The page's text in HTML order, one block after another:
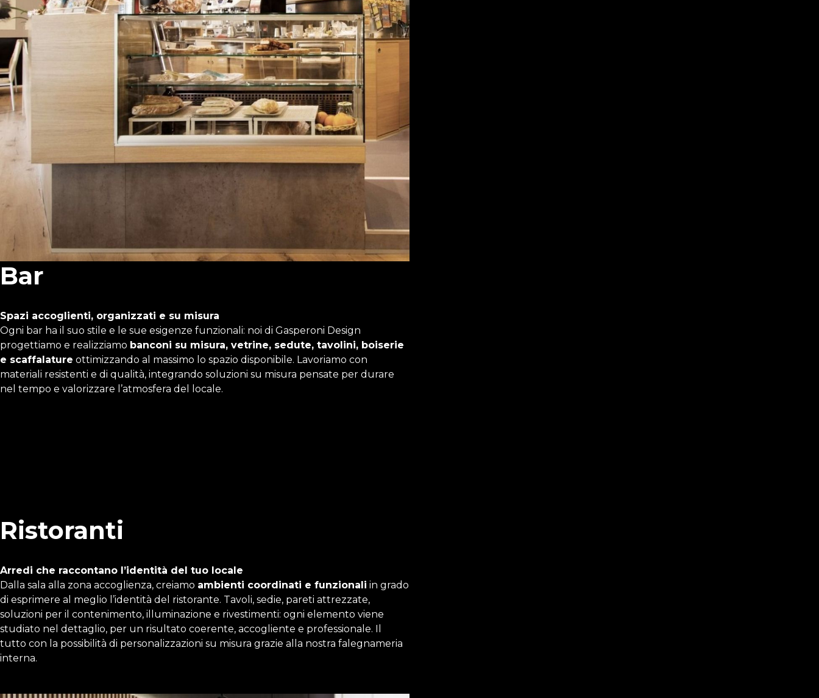
Bar
Spazi accoglienti, organizzati e su misura
Ogni bar ha il suo stile e le sue esigenze funzionali: noi di Gasperoni Design
progettiamo e realizziamo banconi su misura, vetrine, sedute, tavolini, boiserie
e scaffalature ottimizzando al massimo lo spazio disponibile. Lavoriamo con
materiali resistenti e di qualità, integrando soluzioni su misura pensate per durare
nel tempo e valorizzare l’atmosfera del locale.
Ristoranti
Arredi che raccontano l’identità del tuo locale
Dalla sala alla zona accoglienza, creiamo ambienti coordinati e funzionali in grado
di esprimere al meglio l’identità del ristorante. Tavoli, sedie, pareti attrezzate,
soluzioni per il contenimento, illuminazione e rivestimenti: ogni elemento viene
studiato nel dettaglio, per un risultato coerente, accogliente e professionale. Il
tutto con la possibilità di personalizzazioni su misura grazie alla nostra falegnameria
interna.